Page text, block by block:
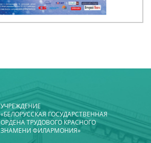
УЧРЕЖДЕНИЕ
«БЕЛОРУССКАЯ ГОСУДАРСТВЕННАЯ
ОРДЕНА ТРУДОВОГО КРАСНОГО
ЗНАМЕНИ ФИЛАРМОНИЯ»